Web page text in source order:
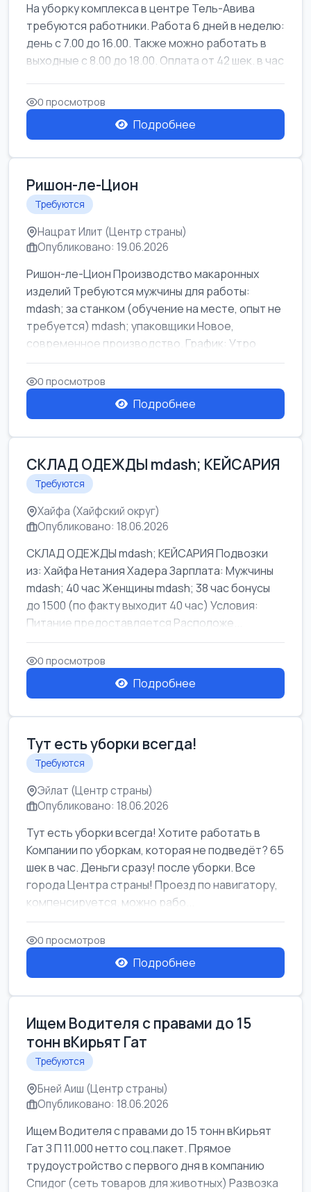
На уборку комплекса в центре Тель-Авива
требуются работники. Работа 6 дней в неделю:
день с 7.00 до 16.00. Также можно работать в
выходные с 8.00 до 18.00. Оплата от 42 шек. в час
0 просмотров
Подробнее
Ришон-ле-Цион
Требуются
Нацрат Илит (Центр страны)
Опубликовано: 19.06.2026
Ришон-ле-Цион Производство макаронных
изделий Требуются мужчины для работы:
mdash; за станком (обучение на месте, опыт не
требуется) mdash; упаковщики Новое,
современное производство. График: Утро
mda...
0 просмотров
Подробнее
СКЛАД ОДЕЖДЫ mdash; КЕЙСАРИЯ
Требуются
Хайфа (Хайфский округ)
Опубликовано: 18.06.2026
СКЛАД ОДЕЖДЫ mdash; КЕЙСАРИЯ Подвозки
из: Хайфа Нетания Хадера Зарплата: Мужчины
mdash; 40 час Женщины mdash; 38 час бонусы
до 1500 (по факту выходит 40 час) Условия:
Питание предоставляется Расположе...
0 просмотров
Подробнее
Тут есть уборки всегда!
Требуются
Эйлат (Центр страны)
Опубликовано: 18.06.2026
Тут есть уборки всегда! Хотите работать в
Компании по уборкам, которая не подведёт? 65
шек в час. Деньги сразу! после уборки. Все
города Центра страны! Проезд по навигатору,
компенсируется. можно рабо...
0 просмотров
Подробнее
Ищем Водителя с правами до 15
тонн вКирьят Гат
Требуются
Бней Аиш (Центр страны)
Опубликовано: 18.06.2026
Ищем Водителя с правами до 15 тонн вКирьят
Гат З П 11.000 нетто соц.пакет. Прямое
трудоустройство с первого дня в компанию
Спидог (сеть товаров для животных) Развозка